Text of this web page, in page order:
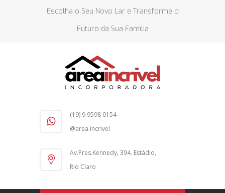
Escolha o Seu Novo Lar e Transforme o
Futuro da Sua Família
(19) 9 9598 0154
@area.incrivel
Av.Pres.Kennedy, 394. Estádio,
Rio Claro